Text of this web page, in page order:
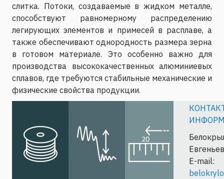
слитка. Потоки, создаваемые в жидком металле,
способствуют равномерному распределению
легирующих элементов и примесей в расплаве, а
также обеспечивают однородность размера зерна
в готовом материале. Это особенно важно для
производства высококачественных алюминиевых
сплавов, где требуются стабильные механические и
физические свойства продукции.
E-mail: